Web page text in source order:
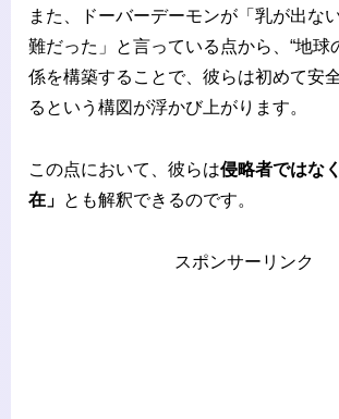
また、ドーバーデーモンが「乳が出な
難だった」と言っている点から、“地球
係を構築することで、彼らは初めて安
るという構図が浮かび上がります。
この点において、彼らは侵略者ではな
在」 とも解釈できるのです。
スポンサーリンク